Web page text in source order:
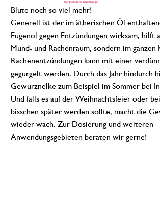
Blüte noch so viel mehr!
Generell ist der im ätherischen Öl
Eugenol gegen Entzündungen wirksam, hilft
Mund- und Rachenraum, sondern im ganzen
Rachenentzündungen kann mit einer
gegurgelt werden. Durch das Jahr hindurch
Gewürznelke zum Beispiel im Sommer bei
Und falls es auf der Weihnachtsfeier oder
bisschen später werden sollte, macht die
wieder wach. Zur Dosierung und weiteren
Anwendungsgebieten beraten wir gerne!